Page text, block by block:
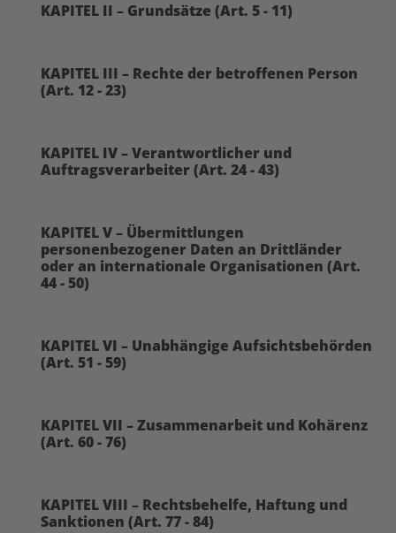
KAPITEL II – Grundsätze (Art. 5 - 11)
KAPITEL III – Rechte der betroffenen Person
(Art. 12 - 23)
KAPITEL IV – Verantwortlicher und
Auftragsverarbeiter (Art. 24 - 43)
KAPITEL V – Übermittlungen
personenbezogener Daten an Drittländer
oder an internationale Organisationen (Art.
44 - 50)
KAPITEL VI – Unabhängige Aufsichtsbehörden
(Art. 51 - 59)
KAPITEL VII – Zusammenarbeit und Kohärenz
(Art. 60 - 76)
KAPITEL VIII – Rechtsbehelfe, Haftung und
Sanktionen (Art. 77 - 84)